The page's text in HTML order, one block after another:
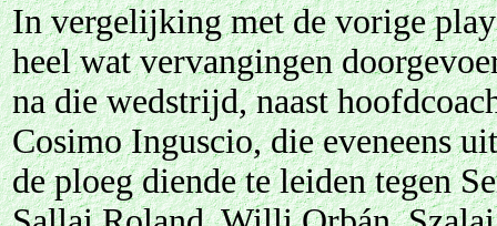
In vergelijking met de vorige
heel wat vervangingen
na die wedstrijd, naast
Cosimo Inguscio, die eveneens
de ploeg diende te leiden tegen